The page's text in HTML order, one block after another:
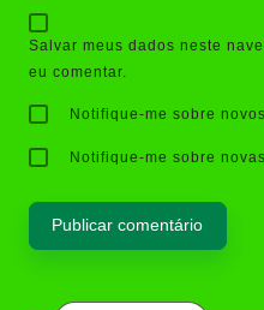
Salvar meus dados neste
eu comentar.
Notifique-me sobre
Notifique-me sobre